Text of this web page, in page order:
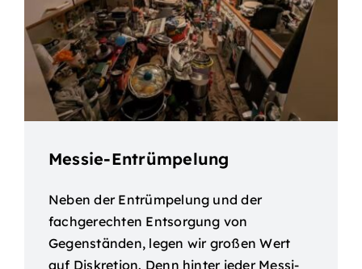
Messie-Entrümpelung
Neben der Entrümpelung und der
fachgerechten Entsorgung von
Gegenständen, legen wir großen Wert
auf Diskretion. Denn hinter jeder Messi-